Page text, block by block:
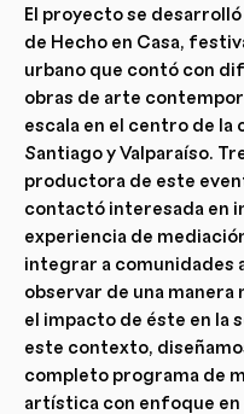
El proyecto se
de Hecho en Casa,
urbano que contó con
obras de arte
escala en el centro de la
Santiago y Valparaíso.
productora de este
contactó interesada en
experiencia de
integrar a comunidades
observar de una manera
el impacto de éste en la
este contexto,
completo programa de
artística con enfoque